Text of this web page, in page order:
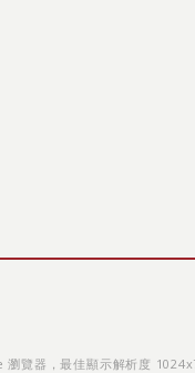
覽器，最佳顯示解析度